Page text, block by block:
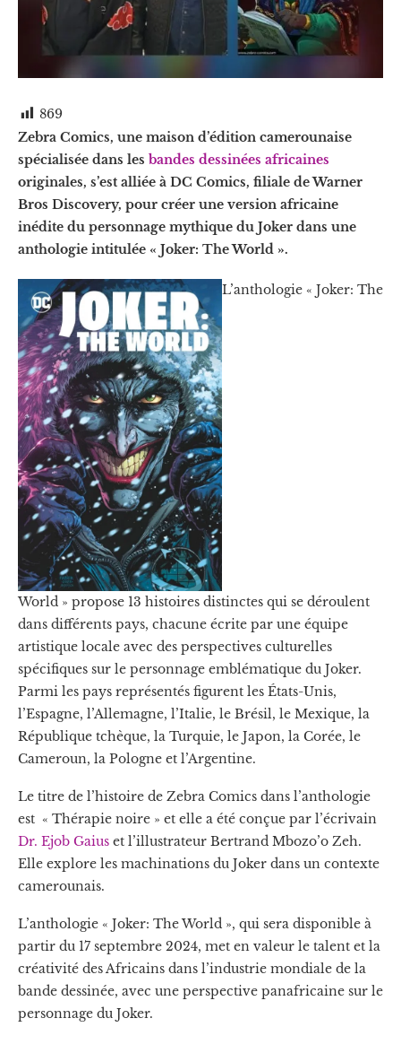
869
Zebra Comics, une maison d’édition camerounaise
spécialisée dans les bandes dessinées africaines
originales, s’est alliée à DC Comics, filiale de Warner
Bros Discovery, pour créer une version africaine
inédite du personnage mythique du Joker dans une
anthologie intitulée « Joker: The World ».
L’anthologie « Joker: The
World » propose 13 histoires distinctes qui se déroulent
dans différents pays, chacune écrite par une équipe
artistique locale avec des perspectives culturelles
spécifiques sur le personnage emblématique du Joker.
Parmi les pays représentés figurent les États-Unis,
l’Espagne, l’Allemagne, l’Italie, le Brésil, le Mexique, la
République tchèque, la Turquie, le Japon, la Corée, le
Cameroun, la Pologne et l’Argentine.
Le titre de l’histoire de Zebra Comics dans l’anthologie
est « Thérapie noire » et elle a été conçue par l’écrivain
Dr. Ejob Gaius et l’illustrateur Bertrand Mbozo’o Zeh.
Elle explore les machinations du Joker dans un contexte
camerounais.
L’anthologie « Joker: The World », qui sera disponible à
partir du 17 septembre 2024, met en valeur le talent et la
créativité des Africains dans l’industrie mondiale de la
bande dessinée, avec une perspective panafricaine sur le
personnage du Joker.